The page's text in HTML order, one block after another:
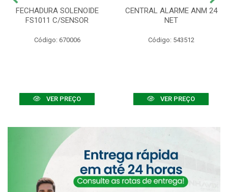
FECHADURA SOLENOIDE
FS1011 C/SENSOR
Código: 670006
VER PREÇO
CENTRAL ALARME ANM 24
NET
Código: 543512
VER PREÇO